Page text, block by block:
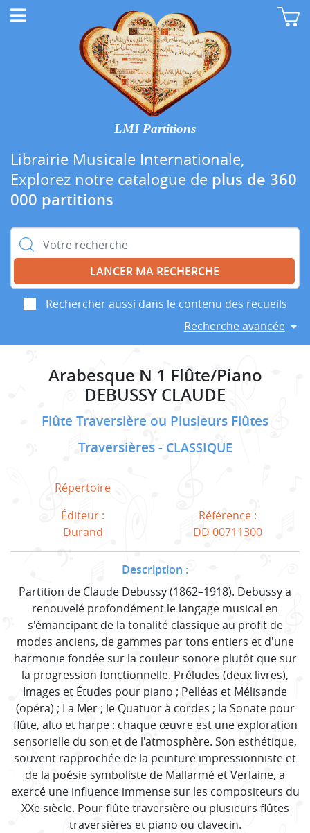
LMI Partitions
Librairie Musicale Internationale,
Explorez notre catalogue de plus de 360
000 partitions
Rechercher :
Rechercher aussi dans le contenu des recueils
Recherche avancée
Arabesque N 1 Flûte/Piano
DEBUSSY CLAUDE
Flûte Traversière ou Plusieurs Flûtes
Traversières
CLASSIQUE
Répertoire
Éditeur :
Durand
Référence :
DD 00711300
Description :
Partition de Claude Debussy (1862–1918). Debussy a
renouvelé profondément le langage musical en
s'émancipant de la tonalité classique au profit de
modes anciens, de gammes par tons entiers et d'une
harmonie fondée sur la couleur sonore plutôt que sur
la progression fonctionnelle. Préludes (deux livres),
Images et Études pour piano ; Pelléas et Mélisande
(opéra) ; La Mer ; le Quatuor à cordes ; la Sonate pour
flûte, alto et harpe : chaque œuvre est une exploration
sensorielle du son et de l'atmosphère. Son esthétique,
souvent rapprochée de la peinture impressionniste et
de la poésie symboliste de Mallarmé et Verlaine, a
exercé une influence immense sur les compositeurs du
XXe siècle. Pour flûte traversière ou plusieurs flûtes
traversières et piano ou clavecin.